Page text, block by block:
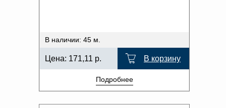
В наличии: 45 м.
Цена: 171,11 р. В корзину
Подробнее